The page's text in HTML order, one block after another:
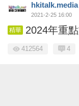
hkitalk.media
2021-2-25 16:00
精華 2024年重
412564 4